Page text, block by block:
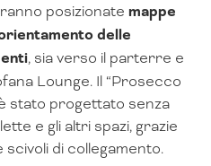
posizionate mappe
delle
, sia verso il parterre e
Lounge. Il “Prosecco
stato progettato senza
e gli altri spazi, grazie
scivoli di collegamento.